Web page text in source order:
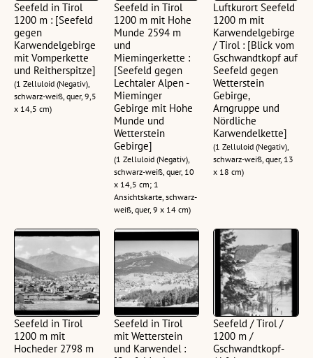
Seefeld in Tirol
1200 m : [Seefeld
gegen
Karwendelgebirge
mit Vomperkette
und Reitherspitze]
(1 Zelluloid (Negativ),
schwarz-weiß, quer, 9,5
x 14,5 cm)
Seefeld in Tirol
1200 m mit Hohe
Munde 2594 m
und
Miemingerkette :
[Seefeld gegen
Lechtaler Alpen -
Mieminger
Gebirge mit Hohe
Munde und
Wetterstein
Gebirge]
(1 Zelluloid (Negativ),
schwarz-weiß, quer, 10
x 14,5 cm; 1
Ansichtskarte, schwarz-
weiß, quer, 9 x 14 cm)
Luftkurort Seefeld
1200 m mit
Karwendelgebirge
/ Tirol : [Blick vom
Gschwandtkopf auf
Seefeld gegen
Wetterstein
Gebirge,
Arngruppe und
Nördliche
Karwendelkette]
(1 Zelluloid (Negativ),
schwarz-weiß, quer, 13
x 18 cm)
Seefeld in Tirol
1200 m mit
Hocheder 2798 m
Seefeld in Tirol
mit Wetterstein
und Karwendel :
Seefeld / Tirol /
1200 m /
Gschwandtkopf-